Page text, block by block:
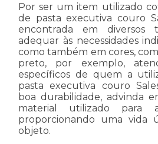
Por ser um item utilizado
de pasta executiva couro
encontrada em diversos
adequar às necessidades
como também em cores,
preto, por exemplo,
específicos de quem a
pasta executiva couro
boa durabilidade, advinda
material utilizado para
proporcionando uma vida
objeto.